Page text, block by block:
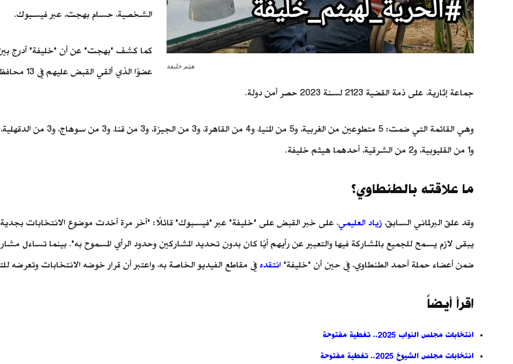
هيثم خليفة
الشخصية، حسام بهجت، عبر فيسبوك.
عضوًا
جماعة إثارية، على ذمة القضية 2123 لسنة 2023 حصر أمن دولة.
و1 من القليوبية، و2 من الشرقية، أحدهما هيثم خليفة.
ما علاقته بالطنطاوي؟
وقد علق البرلماني السابق،زياد العليمي
يبقى لازم يسمح للجميع بالمشاركة فيها والتعبير عن رأيهم أيًا كان بدون تحديد المشاركين وحدود الرأي المسموح به". بينما تساءل
ضمن أعضاء حملة أحمد الطنطاوي، في حين أن "خليفة"انتقده في مقاطع الفيديو الخاصة به، واعتبر أن قرار خوضه الانتخابات
اقرأ أيضاً
انتخابات مجلس النواب 2025.. تغطية مفتوحة
انتخابات مجلس الشيوخ 2025.. تغطية مفتوحة